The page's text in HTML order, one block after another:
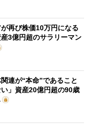
が再び株価10万円になる
3億円超のサラリーマン
関連が“本命”であること
」資産20億円超の90歳